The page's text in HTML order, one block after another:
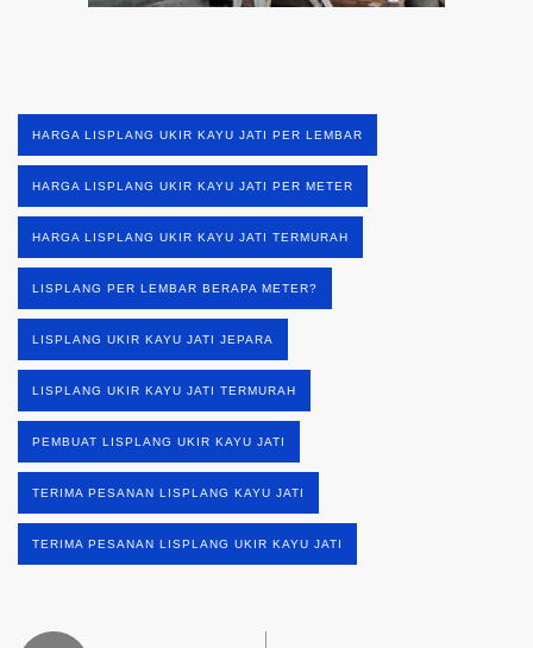
HARGA LISPLANG UKIR KAYU JATI PER LEMBAR
HARGA LISPLANG UKIR KAYU JATI PER METER
HARGA LISPLANG UKIR KAYU JATI TERMURAH
LISPLANG PER LEMBAR BERAPA METER?
LISPLANG UKIR KAYU JATI JEPARA
LISPLANG UKIR KAYU JATI TERMURAH
PEMBUAT LISPLANG UKIR KAYU JATI
TERIMA PESANAN LISPLANG KAYU JATI
TERIMA PESANAN LISPLANG UKIR KAYU JATI